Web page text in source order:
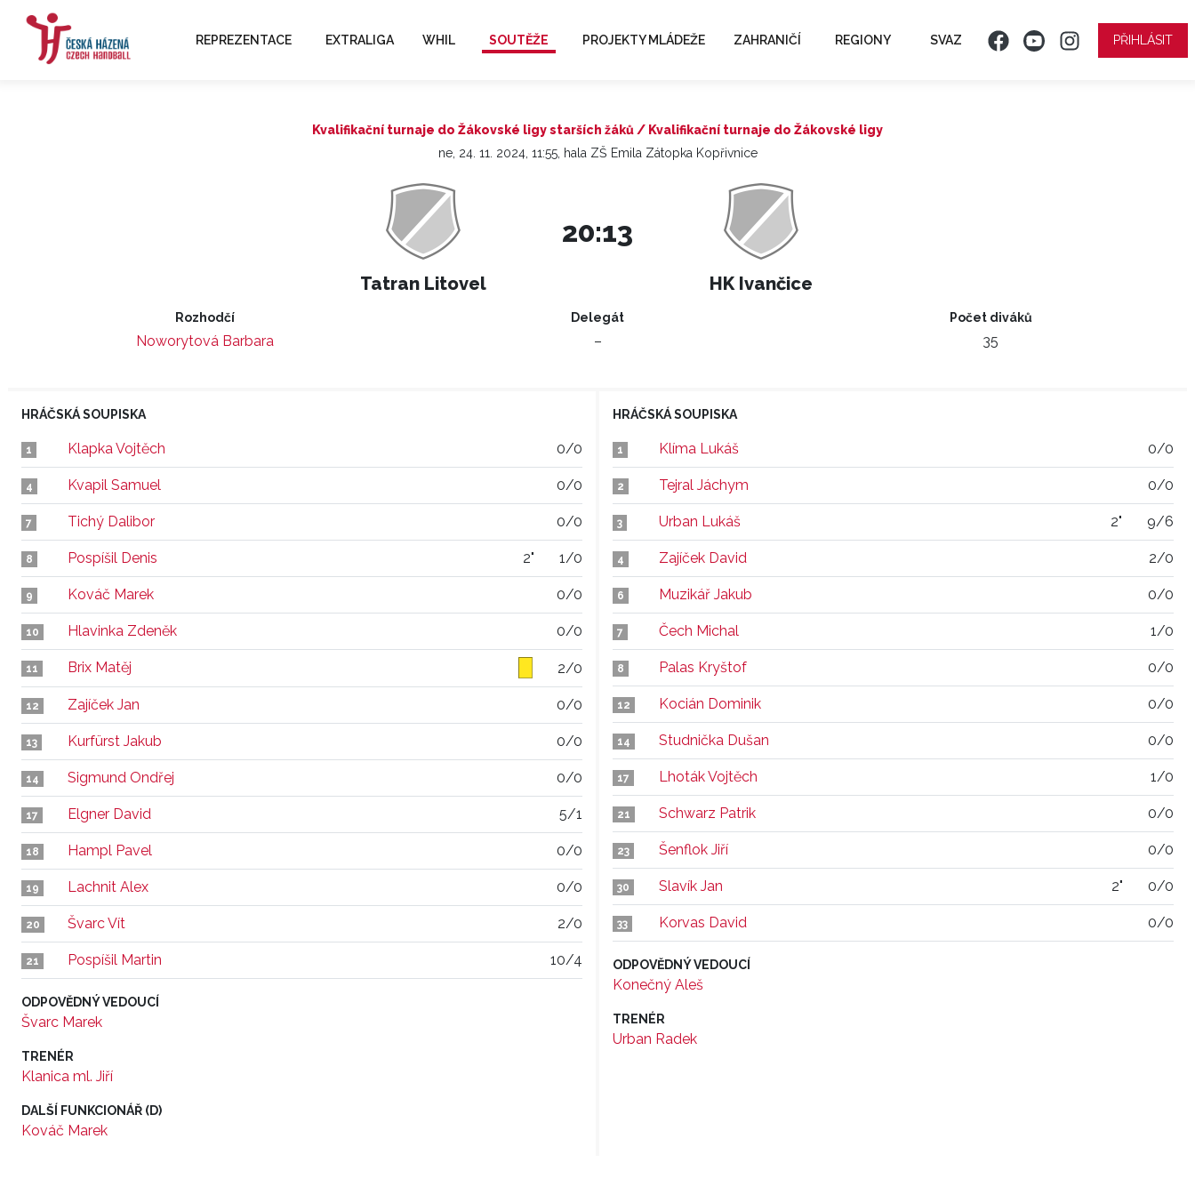
REPREZENTACE EXTRALIGA WHIL SOUTĚŽE PROJEKTY MLÁDEŽE ZAHRANIČÍ REGIONY SVAZ PŘIHLÁSIT
Kvalifikační turnaje do Žákovské ligy starších žáků / Kvalifikační turnaje do Žákovské ligy
ne, 24. 11. 2024, 11:55, hala ZŠ Emila Zátopka Kopřivnice
Tatran Litovel
20:13
HK Ivančice
Rozhodčí
Noworytová Barbara
Delegát
–
Počet diváků
35
HRÁČSKÁ SOUPISKA
1 Klapka Vojtěch 0/0
4 Kvapil Samuel 0/0
7 Tichý Dalibor 0/0
8 Pospíšil Denis 2" 1/0
9 Kováč Marek 0/0
10 Hlavinka Zdeněk 0/0
11 Brix Matěj 2/0
12 Zajíček Jan 0/0
13 Kurfürst Jakub 0/0
14 Sigmund Ondřej 0/0
17 Elgner David 5/1
18 Hampl Pavel 0/0
19 Lachnit Alex 0/0
20 Švarc Vít 2/0
21 Pospíšil Martin 10/4
ODPOVĚDNÝ VEDOUCÍ
Švarc Marek
TRENÉR
Klanica ml. Jiří
DALŠÍ FUNKCIONÁŘ (D)
Kováč Marek
HRÁČSKÁ SOUPISKA
1 Klíma Lukáš 0/0
2 Tejral Jáchym 0/0
3 Urban Lukáš 2" 9/6
4 Zajíček David 2/0
6 Muzikář Jakub 0/0
7 Čech Michal 1/0
8 Palas Kryštof 0/0
12 Kocián Dominik 0/0
14 Studnička Dušan 0/0
17 Lhoták Vojtěch 1/0
21 Schwarz Patrik 0/0
23 Šenflok Jiří 0/0
30 Slavík Jan 2" 0/0
33 Korvas David 0/0
ODPOVĚDNÝ VEDOUCÍ
Konečný Aleš
TRENÉR
Urban Radek